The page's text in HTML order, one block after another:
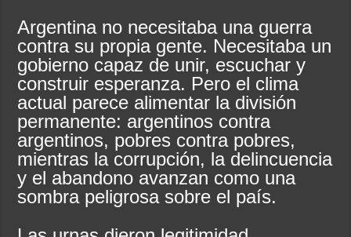
Argentina no necesitaba una guerra
contra su propia gente. Necesitaba un
gobierno capaz de unir, escuchar y
construir esperanza. Pero el clima
actual parece alimentar la división
permanente: argentinos contra
argentinos, pobres contra pobres,
mientras la corrupción, la delincuencia
y el abandono avanzan como una
sombra peligrosa sobre el país.